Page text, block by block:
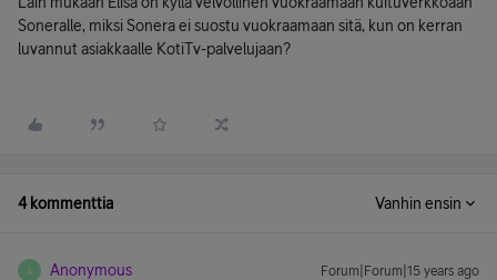
Soneralle, miksi Sonera ei suostu vuokraamaan sitä, kun on kerran
luvannut asiakkaalle KotiTv-palvelujaan?
4 kommenttia Vanhin ensin
A Anonymous Forum|Forum|15 years ago